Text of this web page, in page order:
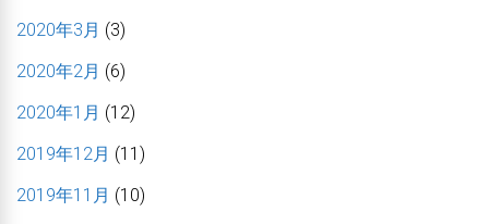
2020年3月 (3)
2020年2月 (6)
2020年1月 (12)
2019年12月 (11)
2019年11月 (10)